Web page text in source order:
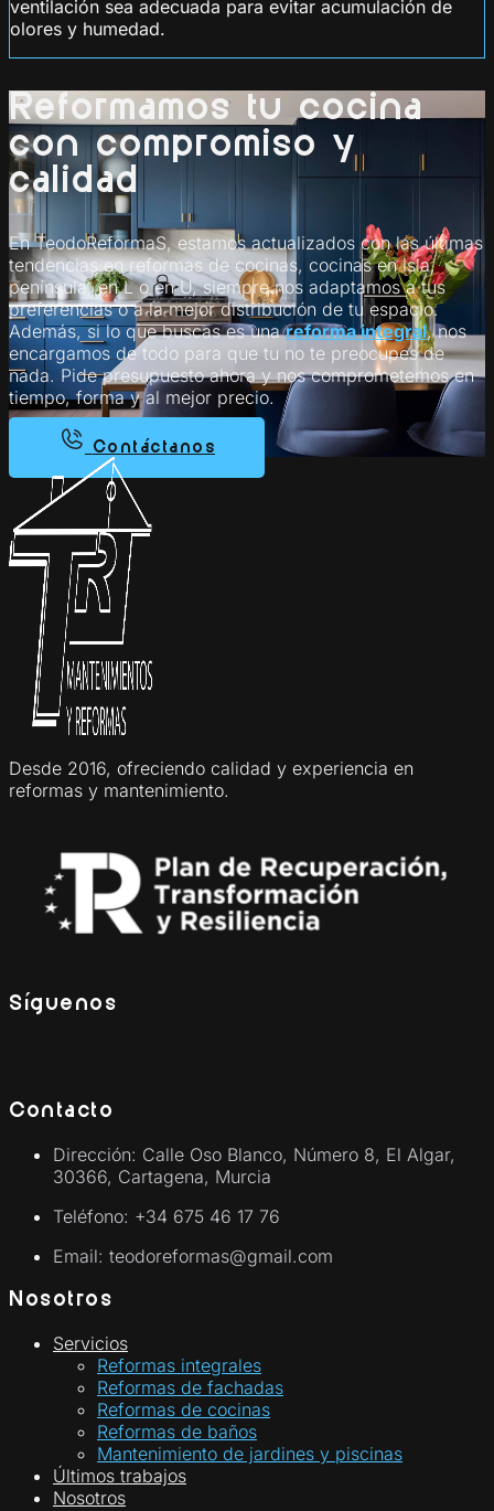
ventilación sea adecuada para evitar acumulación de
olores y humedad.
Reformamos tu cocina
con compromiso y
calidad
En TeodoReformaS, estamos actualizados con las últimas
tendencias en reformas de cocinas, cocinas en isla,
península, en L o en U, siempre nos adaptamos a tus
preferencias o a la mejor distribución de tu espacio.
Además, si lo que buscas es unareforma integral, nos
encargamos de todo para que tu no te preocupes de
nada. Pide presupuesto ahora y nos comprometemos en
tiempo, forma y al mejor precio.
Contáctanos
Desde 2016, ofreciendo calidad y experiencia en
reformas y mantenimiento.
Síguenos
Contacto
Dirección: Calle Oso Blanco, Número 8, El Algar,
30366, Cartagena, Murcia
Teléfono: +34 675 46 17 76
Email: teodoreformas@gmail.com
Nosotros
Servicios
Reformas integrales
Reformas de fachadas
Reformas de cocinas
Reformas de baños
Mantenimiento de jardines y piscinas
Últimos trabajos
Nosotros